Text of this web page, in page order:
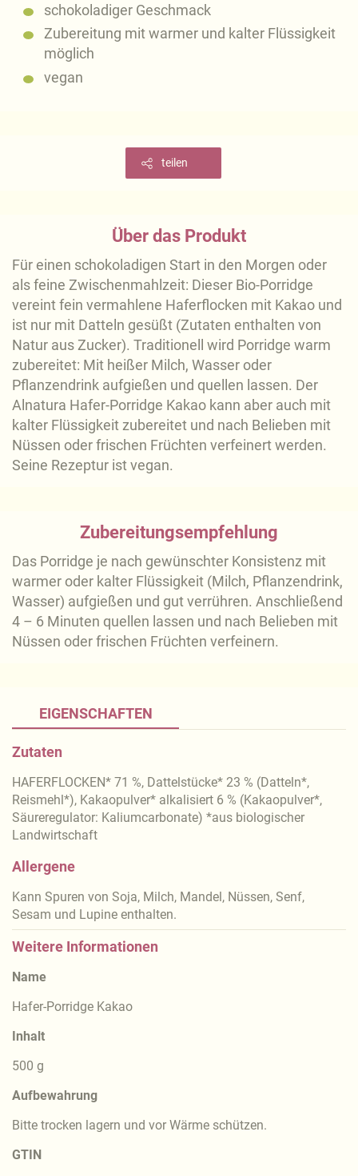
schokoladiger Geschmack
Zubereitung mit warmer und kalter Flüssigkeit
möglich
vegan
teilen
Über das Produkt
Für einen schokoladigen Start in den Morgen oder
als feine Zwischenmahlzeit: Dieser Bio-Porridge
vereint fein vermahlene Haferflocken mit Kakao und
ist nur mit Datteln gesüßt (Zutaten enthalten von
Natur aus Zucker). Traditionell wird Porridge warm
zubereitet: Mit heißer Milch, Wasser oder
Pflanzendrink aufgießen und quellen lassen. Der
Alnatura Hafer-Porridge Kakao kann aber auch mit
kalter Flüssigkeit zubereitet und nach Belieben mit
Nüssen oder frischen Früchten verfeinert werden.
Seine Rezeptur ist vegan.
Zubereitungsempfehlung
Das Porridge je nach gewünschter Konsistenz mit
warmer oder kalter Flüssigkeit (Milch, Pflanzendrink,
Wasser) aufgießen und gut verrühren. Anschließend
4 – 6 Minuten quellen lassen und nach Belieben mit
Nüssen oder frischen Früchten verfeinern.
EIGENSCHAFTEN
Zutaten
HAFERFLOCKEN* 71 %, Dattelstücke* 23 % (Datteln*,
Reismehl*), Kakaopulver* alkalisiert 6 % (Kakaopulver*,
Säureregulator: Kaliumcarbonate) *aus biologischer
Landwirtschaft
Allergene
Kann Spuren von Soja, Milch, Mandel, Nüssen, Senf,
Sesam und Lupine enthalten.
Weitere Informationen
Name
Hafer-Porridge Kakao
Inhalt
500 g
Aufbewahrung
Bitte trocken lagern und vor Wärme schützen.
GTIN